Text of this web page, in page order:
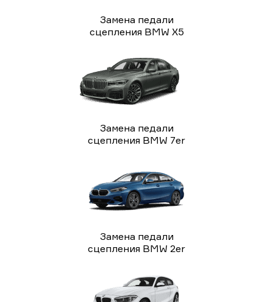
Замена педали
сцепления BMW X5
Замена педали
сцепления BMW 7er
Замена педали
сцепления BMW 2er